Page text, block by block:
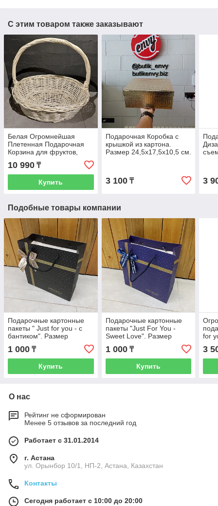
С этим товаром также заказывают
Белая Огромнейшая
Плетенная Подарочная
Корзина для фруктов,
Размер 53. Корзины.
10 990 ₸
Купить
Подарочная Коробка с
крышкой из картона.
Размер 24,5x17,5x10,5 см.
3 100₸ 3
Подобные товары компании
Подарочные картонные
пакеты " Just for you - с
бантиком". Размер
20x20x8 см. Упаковка для
подарка. Пакет.
1 000 ₸
Купить
Подарочные картонные
пакеты "Just For You -
Sweet Love". Размер
20x20x8 см. Упаковка для
подарка. Пакет.
1 000₸
Купить
for
для
3
О нас
Рейтинг не сформирован
Менее 5 отзывов за последний год
Работает с 31.01.2014
г. Астана
ул. Орынбор 10/1, НП-2, Астана, Казахстан
Контакты
Сегодня работает с 10:00 до 20:00